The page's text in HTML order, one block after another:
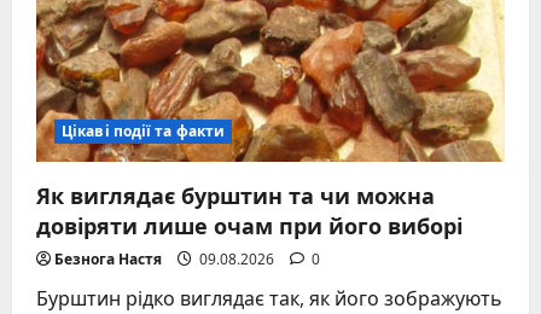
Цікаві події та факти
Як виглядає бурштин та чи можна
довіряти лише очам при його виборі
Безнога Настя 09.08.2026 0
Бурштин рідко виглядає так, як його зображують